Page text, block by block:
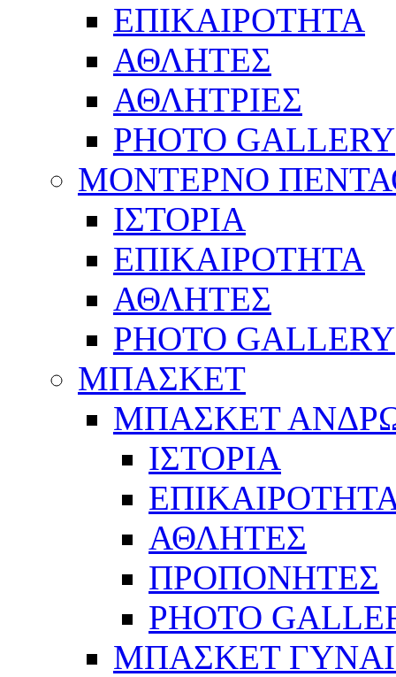
ΕΠΙΚΑΙΡΟΤΗΤΑ
ΑΘΛΗΤΕΣ
ΑΘΛΗΤΡΙΕΣ
PHOTO GALLERY
ΜΟΝΤΕΡΝΟ
ΙΣΤΟΡΙΑ
ΕΠΙΚΑΙΡΟΤΗΤΑ
ΑΘΛΗΤΕΣ
PHOTO GALLERY
ΜΠΑΣΚΕΤ
ΜΠΑΣΚΕΤ
ΙΣΤΟΡΙΑ
ΑΘΛΗΤΕΣ
ΠΡΟΠΟΝΗΤΕΣ
PHOTO
ΜΠΑΣΚΕΤ